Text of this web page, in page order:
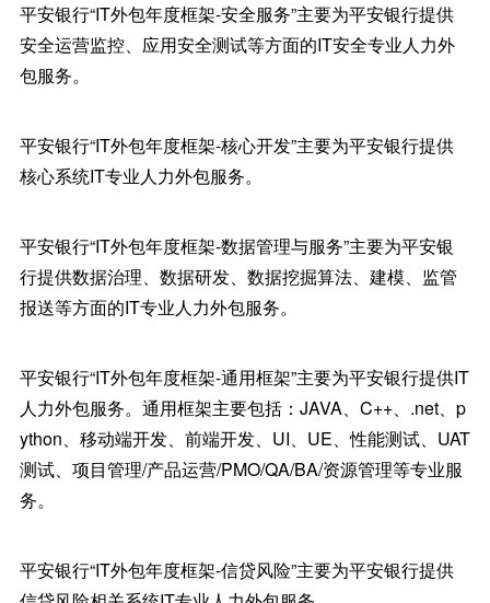
平安银行“IT外包年度框架-安全服务”主要为平安银行提供
安全运营监控、应用安全测试等方面的IT安全专业人力外
包服务。
平安银行“IT外包年度框架-核心开发”主要为平安银行提供
核心系统IT专业人力外包服务。
平安银行“IT外包年度框架-数据管理与服务”主要为平安银
行提供数据治理、数据研发、数据挖掘算法、建模、监管
报送等方面的IT专业人力外包服务。
平安银行“IT外包年度框架-通用框架”主要为平安银行提供IT
人力外包服务。通用框架主要包括：JAVA、C++、.net、p
ython、移动端开发、前端开发、UI、UE、性能测试、UAT
测试、项目管理/产品运营/PMO/QA/BA/资源管理等专业服
务。
平安银行“IT外包年度框架-信贷风险”主要为平安银行提供